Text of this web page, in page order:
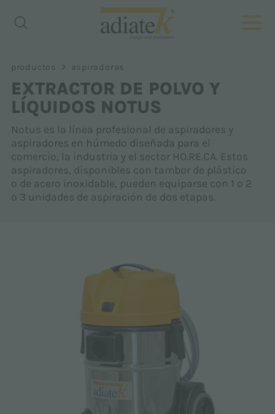
productos > aspiradoras
EXTRACTOR DE POLVO Y
LÍQUIDOS NOTUS
Notus es la línea profesional de aspiradores y
aspiradores en húmedo diseñada para el
comercio, la industria y el sector HO.RE.CA. Estos
aspiradores, disponibles con tambor de plástico
o de acero inoxidable, pueden equiparse con 1 o 2
o 3 unidades de aspiración de dos etapas.